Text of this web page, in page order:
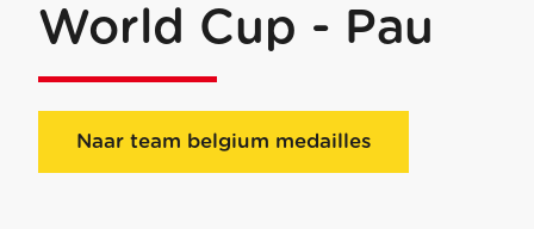
World Cup - Pau
Naar team belgium medailles